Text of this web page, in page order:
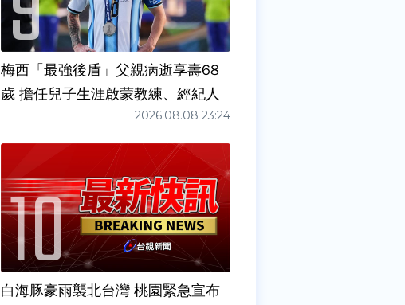
梅西「最強後盾」父親病逝享壽68
歲 擔任兒子生涯啟蒙教練、經紀人
2026.08.08 23:24
白海豚豪雨襲北台灣 桃園緊急宣布